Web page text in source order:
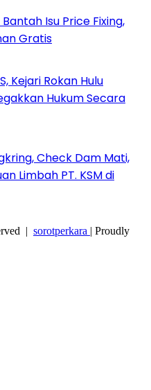
Isu Price Fixing,
Gratis
Kejari Rokan Hulu
Hukum Secara
Check Dam Mati,
Limbah PT. KSM di
| sorotperkara | Proudly